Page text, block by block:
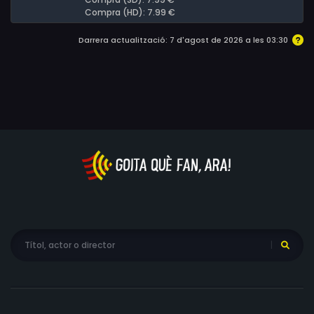
Compra (HD): 7.99 €
Darrera actualització: 7 d'agost de 2026 a les 03:30